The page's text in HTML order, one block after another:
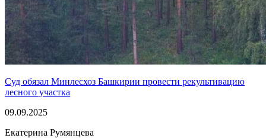
Суд обязал Минлесхоз Башкирии провести рекультивацию
лесного участка
09.09.2025
Екатерина Румянцева